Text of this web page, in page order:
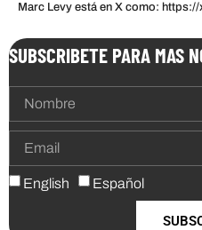
Marc Levy está en X como:
SUBSCRIBETE PARA MAS
English Español